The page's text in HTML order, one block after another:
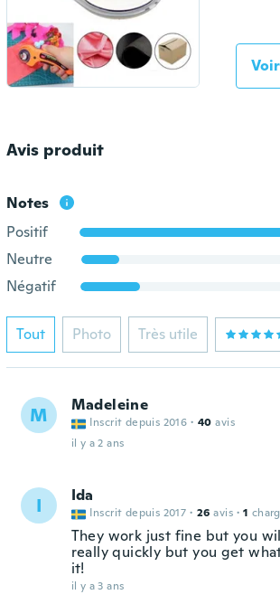
Avis produit
Notes
Positif
Neutre
Négatif
Tout Photo Très utile
M Madeleine
Inscrit depuis 2016 · 40 avis
il y a 2 ans
I Ida
Inscrit depuis 2017 · 26 avis · 1
They work just fine but you
really quickly but you get
it!
il y a 3 ans